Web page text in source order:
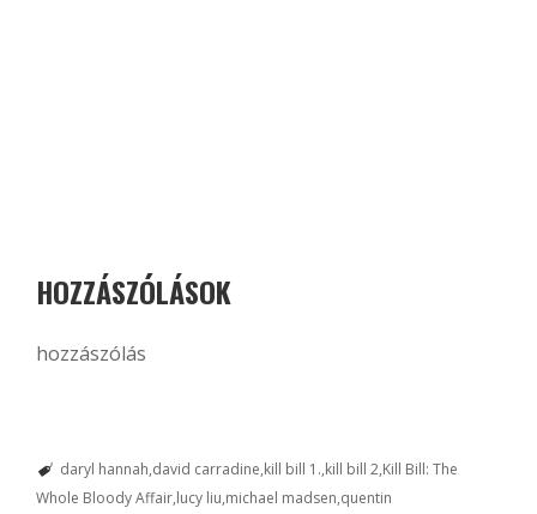
HOZZÁSZÓLÁSOK
hozzászólás
daryl hannah david carradine kill bill 1. kill bill 2 Kill Bill: The
Whole Bloody Affair lucy liu michael madsen quentin